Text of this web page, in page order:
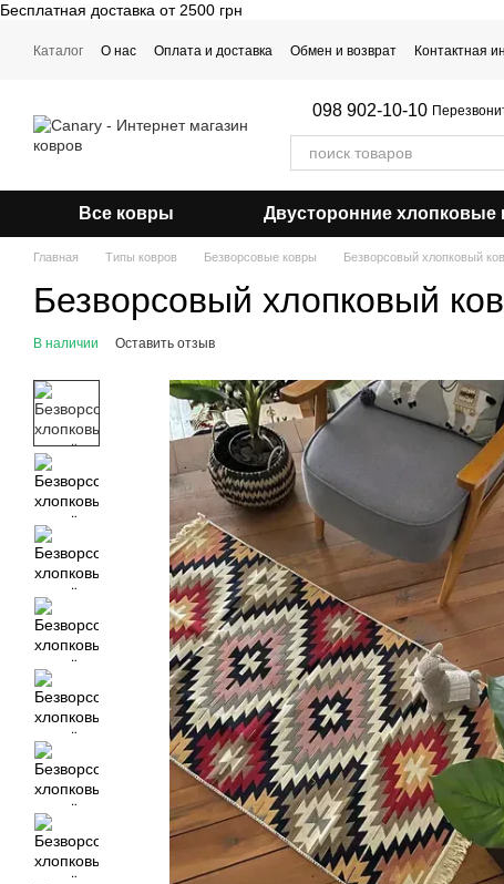
Перейти к основному контенту
Бесплатная доставка от 2500 грн
Каталог О нас Оплата и доставка Обмен и возврат Контактная
098 902-10-10
Все ковры Двусторонние хлопковые
Главная Типы ковров Безворсовые ковры Безворсовый хлопковый
Безворсовый хлопковый
В наличии Оставить отзыв